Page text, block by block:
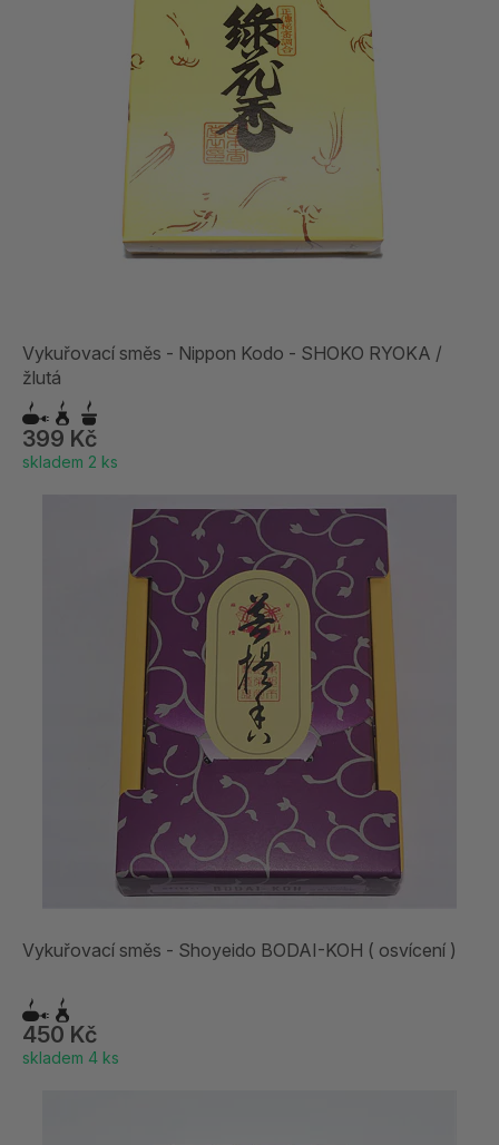
Vykuřovací směs - Nippon Kodo - SHOKO RYOKA /
žlutá
399 Kč
skladem 2 ks
Vykuřovací směs - Shoyeido BODAI-KOH ( osvícení )
450 Kč
skladem 4 ks